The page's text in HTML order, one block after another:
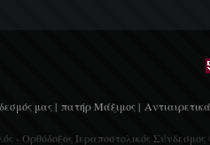
μας | πατήρ Μάξιμος |
- Ορθόδοξος Ιεραποστολικός